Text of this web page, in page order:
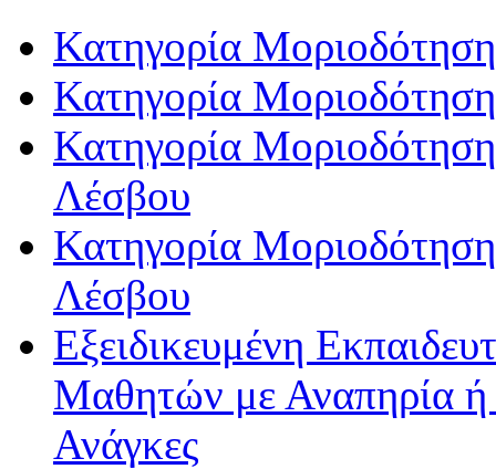
Κατηγορία
Κατηγορία
Κατηγορία
Λέσβου
Κατηγορία
Λέσβου
Εξειδικευμένη
Μαθητών με Αναπηρία ή /
Ανάγκες